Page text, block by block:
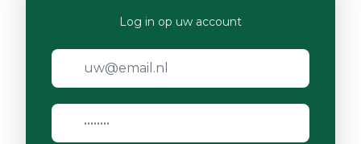
Log in op uw account